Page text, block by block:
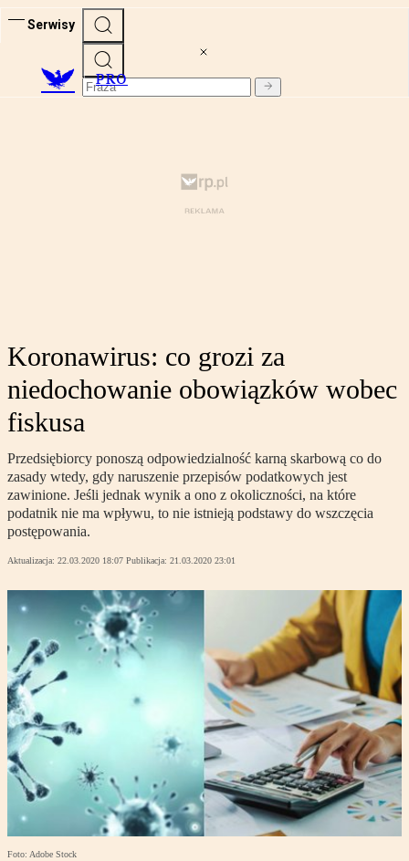
Serwisy
PRO
Koronawirus: co grozi za
niedochowanie obowiązków wobec
fiskusa
Przedsiębiorcy ponoszą odpowiedzialność karną skarbową co do
zasady wtedy, gdy naruszenie przepisów podatkowych jest
zawinione. Jeśli jednak wynik a ono z okoliczności, na które
podatnik nie ma wpływu, to nie istnieją podstawy do wszczęcia
postępowania.
Aktualizacja: 22.03.2020 18:07 Publikacja: 21.03.2020 23:01
Foto: Adobe Stock